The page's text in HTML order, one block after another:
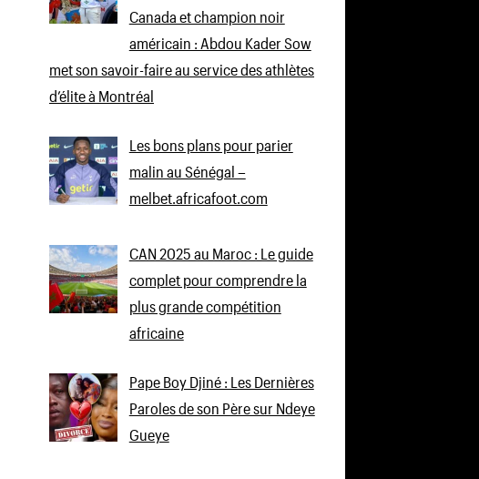
Canada et champion noir
américain : Abdou Kader Sow
met son savoir-faire au service des athlètes
d’élite à Montréal
Les bons plans pour parier
malin au Sénégal –
melbet.africafoot.com
CAN 2025 au Maroc : Le guide
complet pour comprendre la
plus grande compétition
africaine
Pape Boy Djiné : Les Dernières
Paroles de son Père sur Ndeye
Gueye